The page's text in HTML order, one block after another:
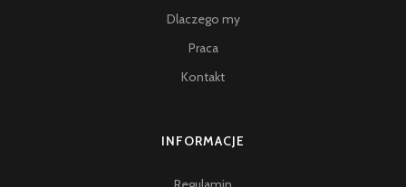
Dlaczego my
Praca
Kontakt
INFORMACJE